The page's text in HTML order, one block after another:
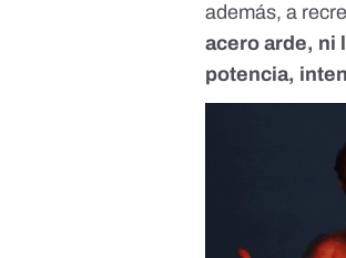
además, a
acero arde, ni
potencia,